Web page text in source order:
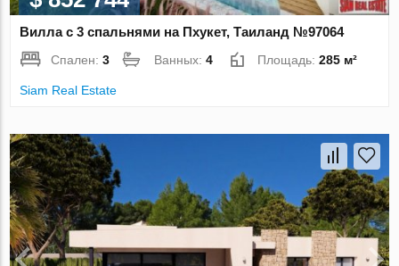
Вилла с 3 спальнями на Пхукет, Таиланд №97064
Спален:3 Ванных:4 Площадь:285 м²
Siam Real Estate